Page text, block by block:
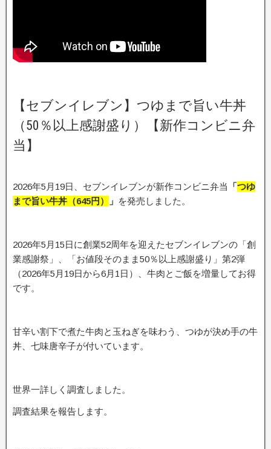
【セブンイレブン】つゆまで旨い牛丼
（50％以上感謝盛り）【新作コンビニ弁
当】
2026年5月19日、セブンイレブンが新作コンビニ弁当 「つゆ
まで旨い牛丼（645円）
」 を発売しました。
2026年5月15日に創業52周年を迎えたセブンイレブンの「創
業感謝祭」、「お値段そのまま50％以上感謝盛り」第2弾
（2026年5月19日から6月1日）、牛肉とご飯を増量してお得
です。
甘辛い割下で煮た牛肉と玉ねぎを味わう、つゆが決め手の牛
丼、七味唐辛子が付いています。
世界一詳しく調査しました。
調査結果を報告します。